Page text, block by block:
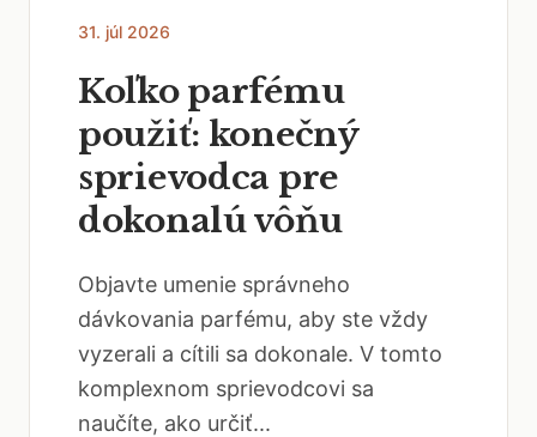
31. júl 2026
Koľko parfému
použiť: konečný
sprievodca pre
dokonalú vôňu
Objavte umenie správneho
dávkovania parfému, aby ste vždy
vyzerali a cítili sa dokonale. V tomto
komplexnom sprievodcovi sa
naučíte, ako určiť...